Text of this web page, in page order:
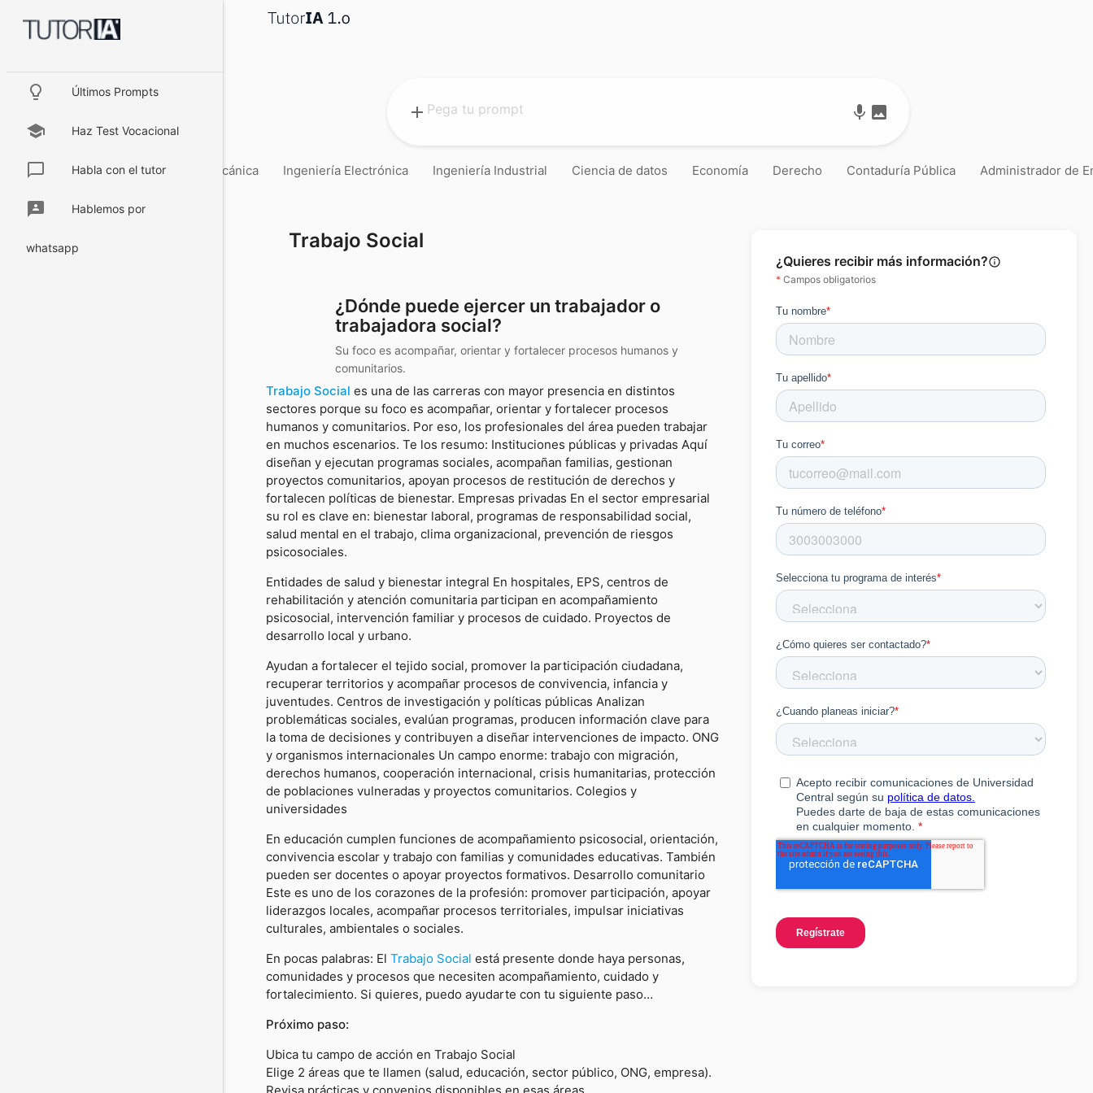
lightbulb_outline Últimos Prompts
school Haz Test Vocacional
chat_bubble_outline Habla con el tutor
3p Hablemos por
whatsapp
add mic image
Geeks Marketing Ingeniería Mecánica Ingeniería Electrónica Ingeniería Industrial Ciencia de datos Economía Derecho Contaduría Pública Administrador de
Trabajo Social
¿Dónde puede ejercer un trabajador o
trabajadora social?
Su foco es acompañar, orientar y fortalecer procesos humanos y
comunitarios.
Trabajo Social es una de las carreras con mayor presencia en distintos
sectores porque su foco es acompañar, orientar y fortalecer procesos
humanos y comunitarios. Por eso, los profesionales del área pueden trabajar
en muchos escenarios. Te los resumo: Instituciones públicas y privadas Aquí
diseñan y ejecutan programas sociales, acompañan familias, gestionan
proyectos comunitarios, apoyan procesos de restitución de derechos y
fortalecen políticas de bienestar. Empresas privadas En el sector empresarial
su rol es clave en: bienestar laboral, programas de responsabilidad social,
salud mental en el trabajo, clima organizacional, prevención de riesgos
psicosociales.
Entidades de salud y bienestar integral En hospitales, EPS, centros de
rehabilitación y atención comunitaria participan en acompañamiento
psicosocial, intervención familiar y procesos de cuidado. Proyectos de
desarrollo local y urbano.
Ayudan a fortalecer el tejido social, promover la participación ciudadana,
recuperar territorios y acompañar procesos de convivencia, infancia y
juventudes. Centros de investigación y políticas públicas Analizan
problemáticas sociales, evalúan programas, producen información clave para
la toma de decisiones y contribuyen a diseñar intervenciones de impacto. ONG
y organismos internacionales Un campo enorme: trabajo con migración,
derechos humanos, cooperación internacional, crisis humanitarias, protección
de poblaciones vulneradas y proyectos comunitarios. Colegios y
universidades
En educación cumplen funciones de acompañamiento psicosocial, orientación,
convivencia escolar y trabajo con familias y comunidades educativas. También
pueden ser docentes o apoyar proyectos formativos. Desarrollo comunitario
Este es uno de los corazones de la profesión: promover participación, apoyar
liderazgos locales, acompañar procesos territoriales, impulsar iniciativas
culturales, ambientales o sociales.
En pocas palabras: El Trabajo Social está presente donde haya personas,
comunidades y procesos que necesiten acompañamiento, cuidado y
fortalecimiento. Si quieres, puedo ayudarte con tu siguiente paso…
Próximo paso:
Ubica tu campo de acción en Trabajo Social
Elige 2 áreas que te llamen (salud, educación, sector público, ONG, empresa).
¿Quieres recibir más información?info_outline
* Campos obligatorios